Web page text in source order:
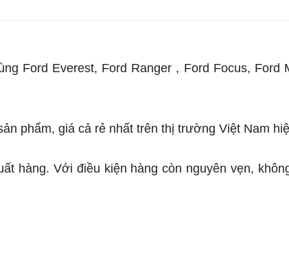
Ford Everest, Ford Ranger , Ford Focus, Ford
phẩm, giá cả rẻ nhất trên thị trường Việt Nam
hàng. Với điều kiện hàng còn nguyên vẹn,